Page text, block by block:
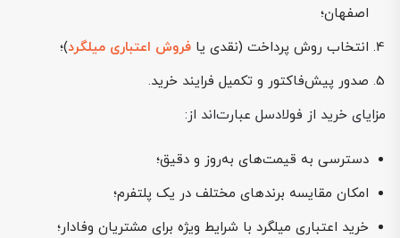
اصفهان؛
انتخاب روش پرداخت (نقدی یا فروش اعتباری میلگرد)؛
صدور پیش‌فاکتور و تکمیل فرایند خرید.
مزایای خرید از فولادسل عبارت‌اند از:
دسترسی به قیمت‌های به‌روز و دقیق؛
امکان مقایسه برندهای مختلف در یک پلتفرم؛
خرید اعتباری میلگرد با شرایط ویژه برای مشتریان وفادار؛